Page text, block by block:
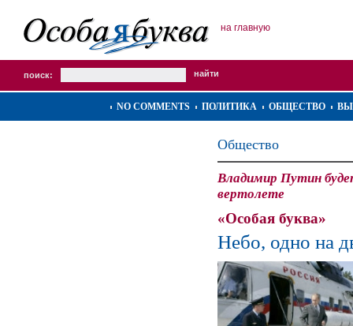
на главную
поиск:
NO COMMENTS ПОЛИТИКА ОБЩЕСТВО
Общество
Владимир Путин
вертолете
«Особая буква»
Небо, одно на